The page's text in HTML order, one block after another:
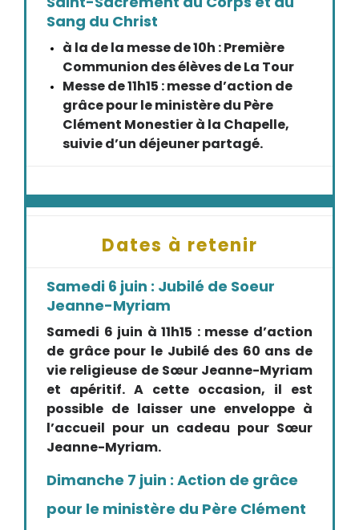
Sang du Christ
à la de la messe de 10h : Première
Communion des élèves de La Tour
Messe de 11h15 : messe d’action de
grâce pour le ministère du Père
Clément Monestier à la Chapelle,
suivie d’un déjeuner partagé.
Dates à retenir
Samedi 6 juin : Jubilé de Soeur
Jeanne-Myriam
Samedi 6 juin à 11h15 : messe d’action
de grâce pour le Jubilé des 60 ans de
vie religieuse de Sœur Jeanne-Myriam
et apéritif. A cette occasion, il est
possible de laisser une enveloppe à
l’accueil pour un cadeau pour Sœur
Jeanne-Myriam.
Dimanche 7 juin : Action de grâce
pour le ministère du Père Clément